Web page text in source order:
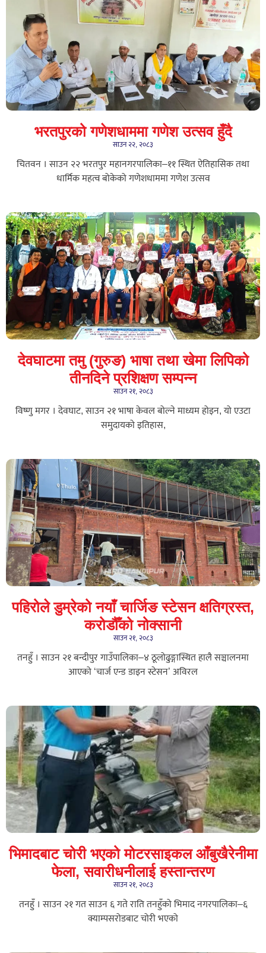
भरतपुरको गणेशधाममा गणेश उत्सव हुँदै
साउन २२, २०८३
चितवन । साउन २२ भरतपुर महानगरपालिका–११ स्थित ऐतिहासिक तथा
धार्मिक महत्व बोकेको गणेशधाममा गणेश उत्सव
देवघाटमा तमु (गुरुङ) भाषा तथा खेमा लिपिको
तीनदिने प्रशिक्षण सम्पन्न
साउन २१, २०८३
विष्णु मगर । देवघाट, साउन २१ भाषा केवल बोल्ने माध्यम होइन, यो एउटा
समुदायको इतिहास,
पहिरोले डुम्रेको नयाँ चार्जिङ स्टेसन क्षतिग्रस्त,
करोडौँको नोक्सानी
साउन २१, २०८३
तनहुँ । साउन २१ बन्दीपुर गाउँपालिका–४ ठूलोढुङ्गास्थित हालै सञ्चालनमा
आएको ‘चार्ज एन्ड डाइन स्टेसन’ अविरल
भिमादबाट चोरी भएको मोटरसाइकल आँबुखैरेनीमा
फेला, सवारीधनीलाई हस्तान्तरण
साउन २१, २०८३
तनहुँ । साउन २१ गत साउन ६ गते राति तनहुँको भिमाद नगरपालिका–६
क्याम्पसरोडबाट चोरी भएको